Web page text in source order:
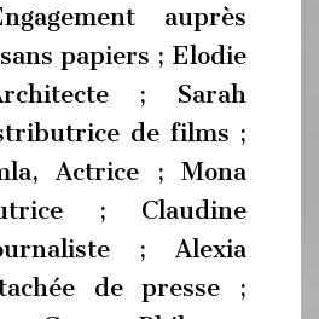
auprès
papiers ; Elodie
; Sarah
de films ;
Actrice ; Mona
; Claudine
; Alexia
de presse ;